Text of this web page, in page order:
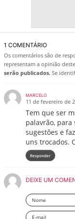
1 COMENTÁRIO
Os comentários são de
representam a opinião
serão publicados. Se
MARCELO
11 de fevereiro de
Tem que ser
palavrão, para
sugestões e
uns trocados.
Responder
DEIXE UM
Nome
Email